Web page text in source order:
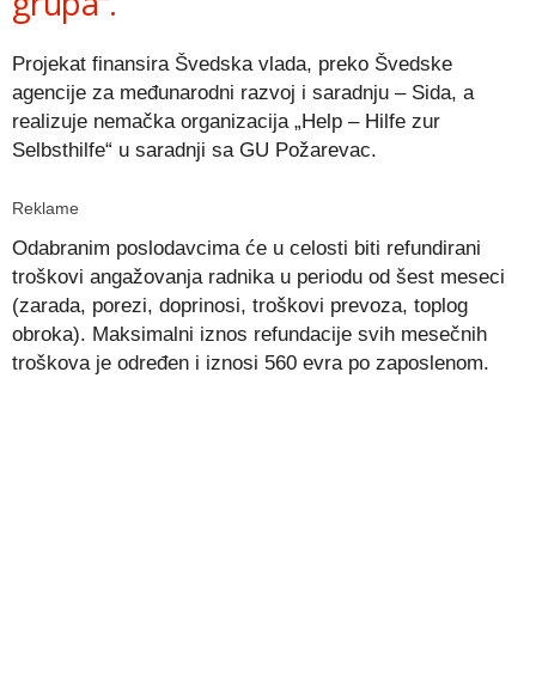
Projekat finansira Švedska vlada, preko Švedske
agencije za međunarodni razvoj i saradnju – Sida, a
realizuje nemačka organizacija „Help – Hilfe zur
Selbsthilfe“ u saradnji sa GU Požarevac.
Reklame
Odabranim poslodavcima će u celosti biti refundirani
troškovi angažovanja radnika u periodu od šest meseci
(zarada, porezi, doprinosi, troškovi prevoza, toplog
obroka). Maksimalni iznos refundacije svih mesečnih
troškova je određen i iznosi 560 evra po zaposlenom.